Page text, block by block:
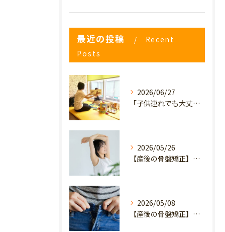
最近の投稿
Recent
Posts
2026/06/27
「子供連れでも大丈夫？」産後の腰痛・体型崩れに悩むママが、プライミー鍼灸整骨院を選ぶ3つの理由
2026/05/26
【産後の骨盤矯正】産後の原因不明なイライラ・疲れやすさは骨盤のせい？心と体を軽くするヒント
2026/05/08
【産後の骨盤矯正】妊娠前のデニムが履けない…